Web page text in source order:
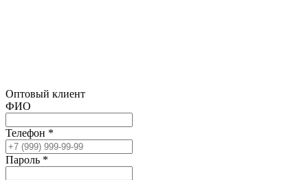
Оптовый клиент
ФИО
Телефон *
Пароль *